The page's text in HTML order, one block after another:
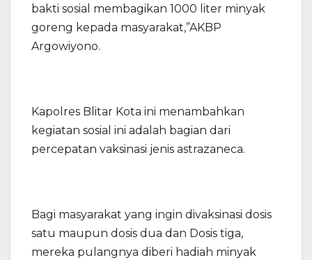
bakti sosial membagikan 1000 liter minyak
goreng kepada masyarakat,”AKBP
Argowiyono.
Kapolres Blitar Kota ini menambahkan
kegiatan sosial ini adalah bagian dari
percepatan vaksinasi jenis astrazaneca.
Bagi masyarakat yang ingin divaksinasi dosis
satu maupun dosis dua dan Dosis tiga,
mereka pulangnya diberi hadiah minyak